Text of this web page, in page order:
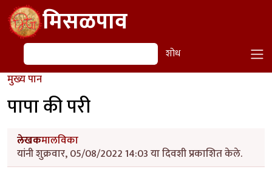
Skip to main contentमिसळपाव
शोध शोध
मुख्य पान
पापा की परी
लेखकमालविका
यांनी शुक्रवार, 05/08/2022 14:03 या दिवशी प्रकाशित केले.